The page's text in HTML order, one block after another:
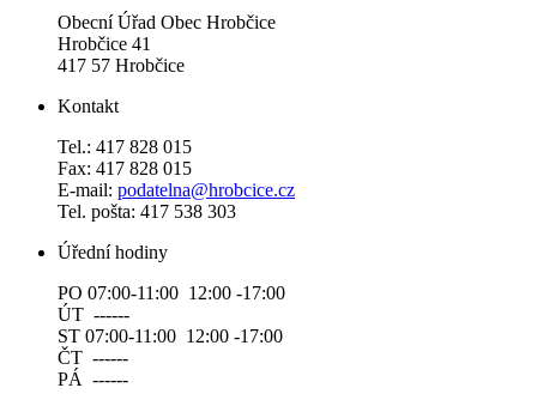
Obecní Úřad Obec Hrobčice
Hrobčice 41
417 57 Hrobčice
Kontakt
Tel.: 417 828 015
Fax: 417 828 015
E-mail: podatelna@hrobcice.cz
Tel. pošta: 417 538 303
Úřední hodiny
PO 07:00-11:00 12:00 -17:00
ÚT ------
ST 07:00-11:00 12:00 -17:00
ČT ------
PÁ ------